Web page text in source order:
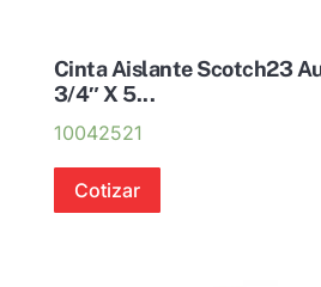
Cinta Aislante Scotch23
3/4″ X 5...
10042521
Cotizar